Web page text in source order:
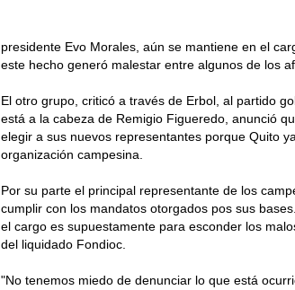
presidente Evo Morales, aún se mantiene en el
este hecho generó malestar entre algunos de los
El otro grupo, criticó a través de Erbol, al partido
está a la cabeza de Remigio Figueredo, anunció
elegir a sus nuevos representantes porque Quito
organización campesina.
Por su parte el principal representante de los
cumplir con los mandatos otorgados pos sus
el cargo es supuestamente para esconder los
del liquidado Fondioc.
"No tenemos miedo de denunciar lo que está